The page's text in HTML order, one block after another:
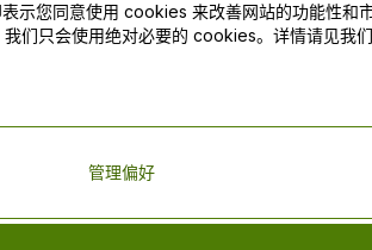
联系我们
任公司 2026 公司信息
表示您同意使用 cookies 来改善网站的功能性和
我们只会使用绝对必要的 cookies。详情请见我们
管理偏好